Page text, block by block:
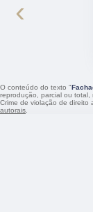
‹
O conteúdo do texto "
reprodução, parcial ou total,
Crime de violação de
autorais